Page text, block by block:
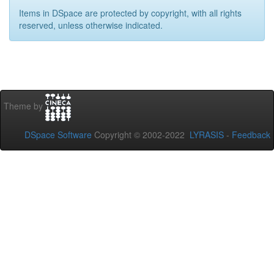
Items in DSpace are protected by copyright, with all rights
reserved, unless otherwise indicated.
Theme by
DSpace Software Copyright © 2002-2022 LYRASIS - Feedback